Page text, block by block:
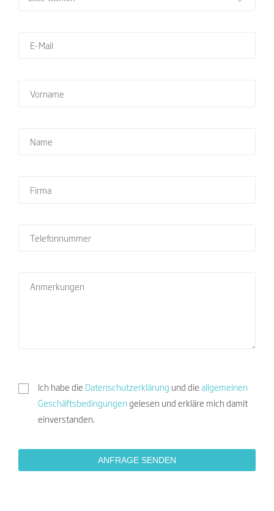
Ich habe die Datenschutzerklärung und die allgemeinen
Geschäftsbedingungen gelesen und erkläre mich damit
einverstanden.